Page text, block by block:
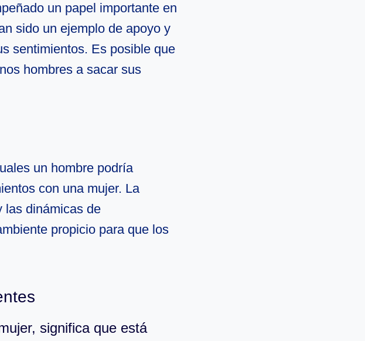
un papel importante en
sido un ejemplo de apoyo y
sentimientos. Es posible que
hombres a sacar sus
un hombre podría
con una mujer. La
las dinámicas de
propicio para que los
significa que está